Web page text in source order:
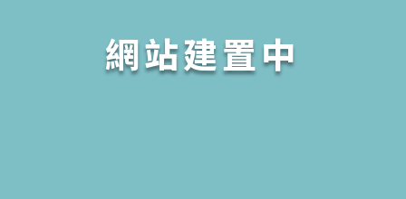
網站建置中